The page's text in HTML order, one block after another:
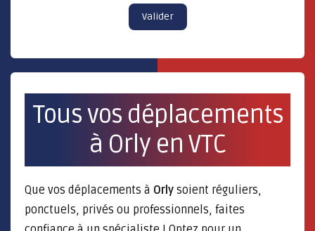
Valider
Tous vos déplacements
à Orly en VTC
Que vos déplacements à Orly soient réguliers,
ponctuels, privés ou professionnels, faites